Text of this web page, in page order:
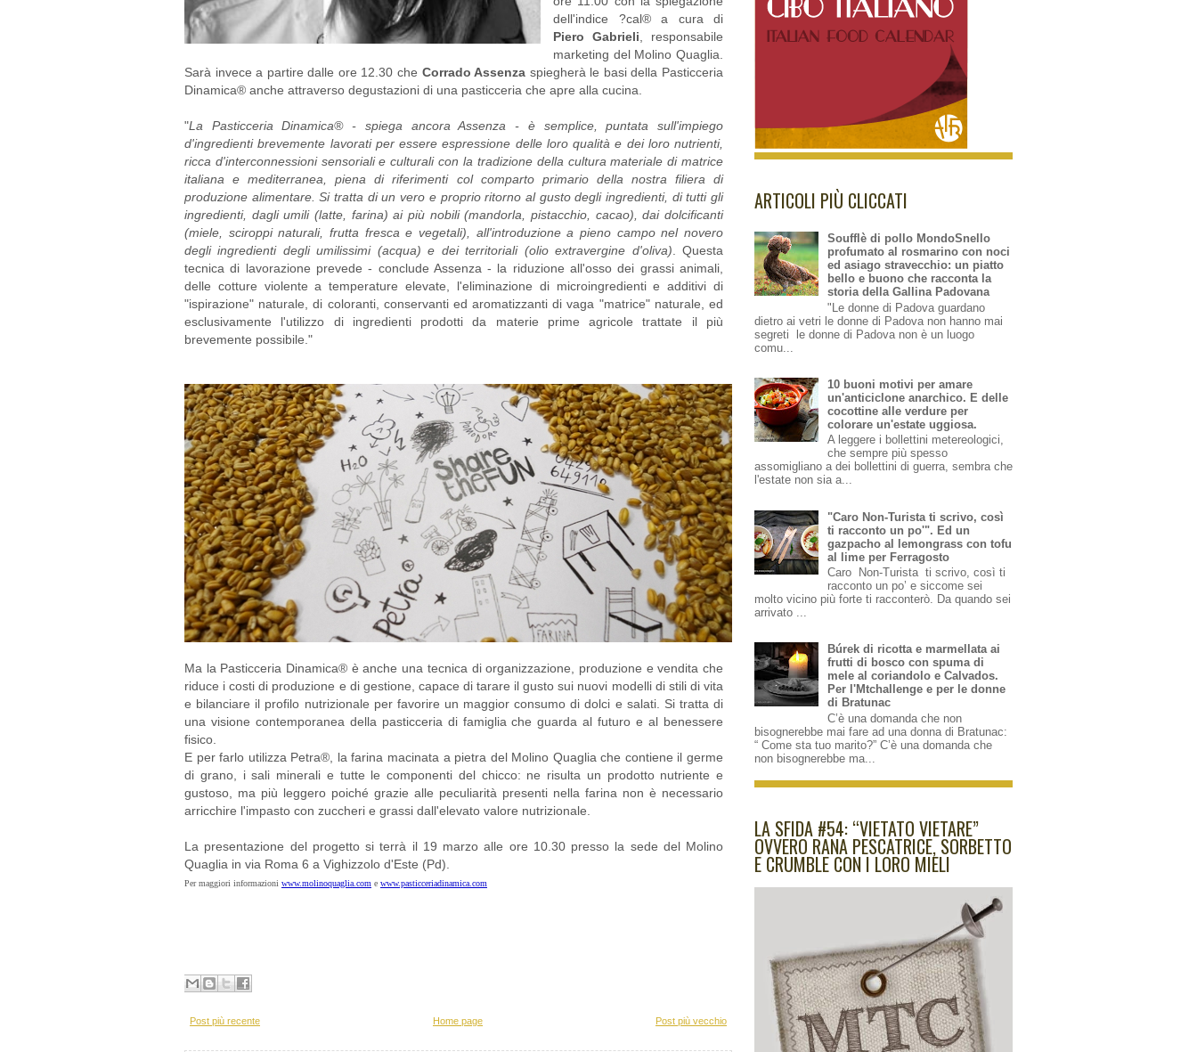
ARTICOLI PIÙ CLICCATI
Soufflè di pollo MondoSnello
profumato al rosmarino con noci
ed asiago stravecchio: un piatto
bello e buono che racconta la
storia della Gallina Padovana
"Le donne di Padova guardano
dietro ai vetri le donne di Padova non hanno mai
segreti le donne di Padova non è un luogo
comu...
10 buoni motivi per amare
un'anticiclone anarchico. E delle
cocottine alle verdure per
colorare un'estate uggiosa.
A leggere i bollettini metereologici,
che sempre più spesso
assomigliano a dei bollettini di guerra, sembra che
l'estate non sia a...
"Caro Non-Turista ti scrivo, così
ti racconto un po'". Ed un
gazpacho al lemongrass con tofu
al lime per Ferragosto
Caro Non-Turista ti scrivo, così ti
racconto un po’ e siccome sei
molto vicino più forte ti racconterò. Da quando sei
arrivato ...
Búrek di ricotta e marmellata ai
frutti di bosco con spuma di
mele al coriandolo e Calvados.
Per l'Mtchallenge e per le donne
di Bratunac
C’è una domanda che non
bisognerebbe mai fare ad una donna di Bratunac:
“ Come sta tuo marito?” C’è una domanda che
non bisognerebbe ma...
LA SFIDA #54: “VIETATO VIETARE”
OVVERO RANA PESCATRICE, SORBETTO
E CRUMBLE CON I LORO MIELI
dell'indice ?cal® a cura di
Piero Gabrieli , responsabile
marketing del Molino Quaglia.
Sarà invece a partire dalle ore 12.30 che Corrado Assenza spiegherà le basi della Pasticceria
Dinamica® anche attraverso degustazioni di una pasticceria che apre alla cucina.
"La Pasticceria Dinamica® - spiega ancora Assenza - è semplice, puntata sull'impiego
d'ingredienti brevemente lavorati per essere espressione delle loro qualità e dei loro nutrienti,
ricca d'interconnessioni sensoriali e culturali con la tradizione della cultura materiale di matrice
italiana e mediterranea, piena di riferimenti col comparto primario della nostra filiera di
produzione alimentare. Si tratta di un vero e proprio ritorno al gusto degli ingredienti, di tutti gli
ingredienti, dagli umili (latte, farina) ai più nobili (mandorla, pistacchio, cacao), dai dolcificanti
(miele, sciroppi naturali, frutta fresca e vegetali), all'introduzione a pieno campo nel novero
degli ingredienti degli umilissimi (acqua) e dei territoriali (olio extravergine d'oliva) . Questa
tecnica di lavorazione prevede - conclude Assenza - la riduzione all'osso dei grassi animali,
delle cotture violente a temperature elevate, l'eliminazione di microingredienti e additivi di
"ispirazione" naturale, di coloranti, conservanti ed aromatizzanti di vaga "matrice" naturale, ed
esclusivamente l'utilizzo di ingredienti prodotti da materie prime agricole trattate il più
brevemente possibile."
Ma la Pasticceria Dinamica® è anche una tecnica di organizzazione, produzione e vendita che
riduce i costi di produzione e di gestione, capace di tarare il gusto sui nuovi modelli di stili di vita
e bilanciare il profilo nutrizionale per favorire un maggior consumo di dolci e salati. Si tratta di
una visione contemporanea della pasticceria di famiglia che guarda al futuro e al benessere
fisico.
E per farlo utilizza Petra®, la farina macinata a pietra del Molino Quaglia che contiene il germe
di grano, i sali minerali e tutte le componenti del chicco: ne risulta un prodotto nutriente e
gustoso, ma più leggero poiché grazie alle peculiarità presenti nella farina non è necessario
arricchire l'impasto con zuccheri e grassi dall'elevato valore nutrizionale.
La presentazione del progetto si terrà il 19 marzo alle ore 10.30 presso la sede del Molino
Quaglia in via Roma 6 a Vighizzolo d'Este (Pd).
Per maggiori informazioni www.molinoquaglia.com e www.pasticceriadinamica.com
Post più recente Post più vecchio
Home page